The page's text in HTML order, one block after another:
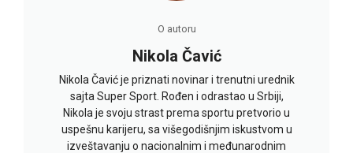
O autoru
Nikola Čavić
Nikola Čavić je priznati novinar i trenutni urednik
sajta Super Sport. Rođen i odrastao u Srbiji,
Nikola je svoju strast prema sportu pretvorio u
uspešnu karijeru, sa višegodišnjim iskustvom u
izveštavanju o nacionalnim i međunarodnim